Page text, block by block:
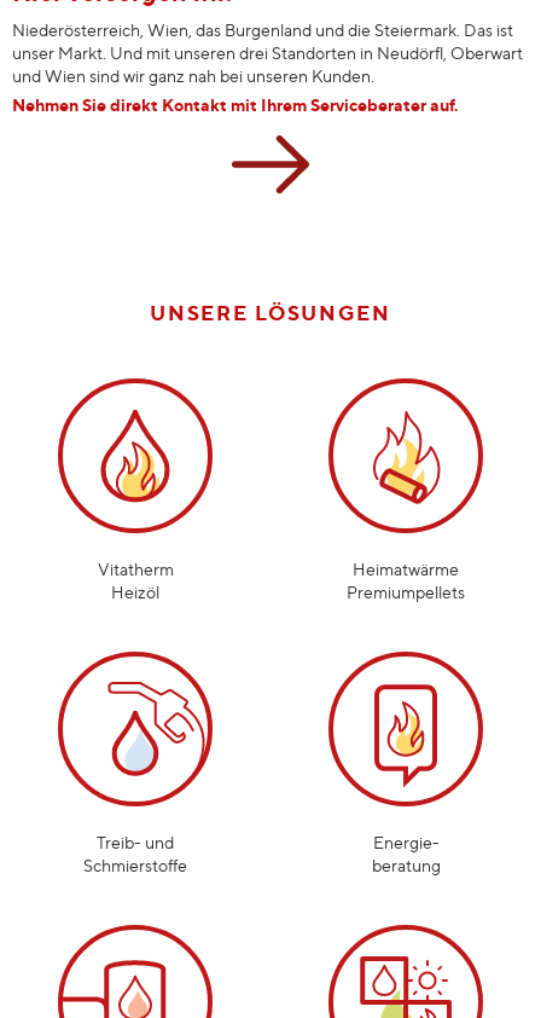
Niederösterreich, Wien, das Burgenland und die Steiermark. Das ist
unser Markt. Und mit unseren drei Standorten in Neudörfl, Oberwart
und Wien sind wir ganz nah bei unseren Kunden.
Nehmen Sie direkt Kontakt mit Ihrem Serviceberater auf.
UNSERE LÖSUNGEN
Vitatherm
Heizöl
Heimatwärme
Premiumpellets
Treib- und
Schmierstoffe
Energie-
beratung